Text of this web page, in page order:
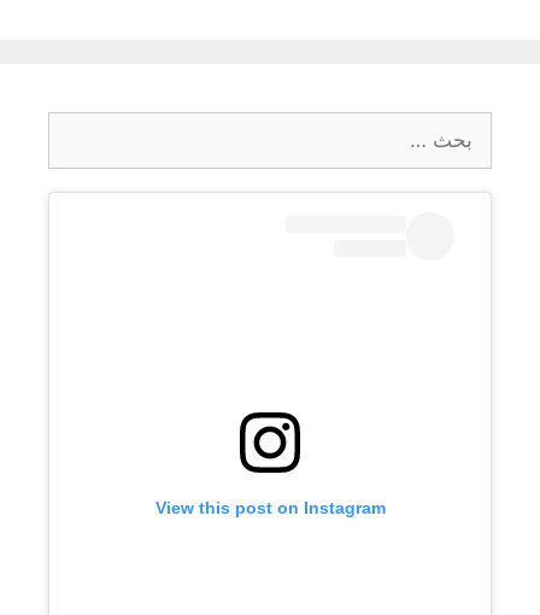
عن:
View this post on Instagram